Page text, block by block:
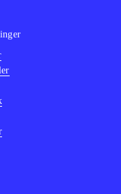
vil
år
af